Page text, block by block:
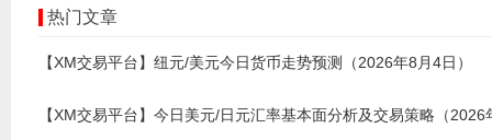
热门文章
【XM交易平台】纽元/美元今日货币走势预测（2026年8月4日）
【XM交易平台】今日美元/日元汇率基本面分析及交易策略（2026